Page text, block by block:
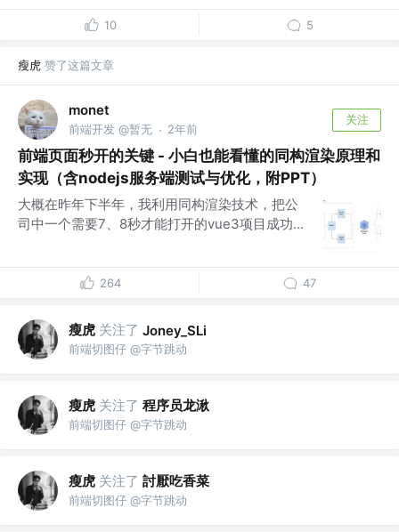
10 5
瘦虎 赞了这篇文章
monet
前端开发 @暂无 · 2年前
关注
前端页面秒开的关键 - 小白也能看懂的同构渲染原理和
实现（含nodejs服务端测试与优化，附PPT）
大概在昨年下半年，我利用同构渲染技术，把公
司中一个需要7、8秒才能打开的vue3项目成功...
264 47
瘦虎 关注了 Joney_SLi
前端切图仔 @字节跳动
瘦虎 关注了 程序员龙湫
前端切图仔 @字节跳动
瘦虎 关注了 討厭吃香菜
前端切图仔 @字节跳动